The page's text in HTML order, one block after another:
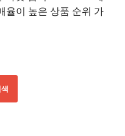
율이 높은 상품 순위 가